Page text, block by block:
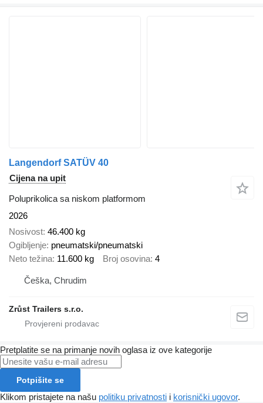
Langendorf SATÜV 40
Cijena na upit
Poluprikolica sa niskom platformom
2026
Nosivost 46.400 kg
Ogibljenje pneumatski/pneumatski
Neto težina 11.600 kg Broj osovina 4
Češka, Chrudim
Zrůst Trailers s.r.o.
Pretplatite se na primanje novih oglasa iz ove kategorije
Potpišite se
Klikom pristajete na našu politiku privatnosti i korisnički ugovor.